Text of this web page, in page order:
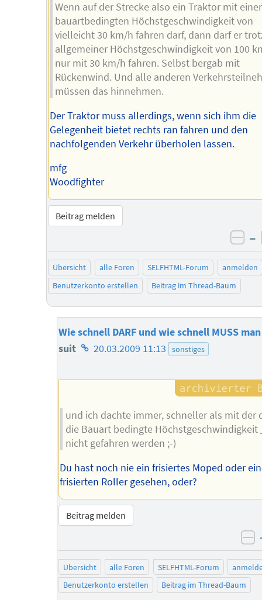
Wenn auf der Strecke also ein Traktor mit einer
bauartbedingten Höchstgeschwindigkeit von
vielleicht 30 km/h fahren darf, dann darf er
allgemeiner Höchstgeschwindigkeit von 100
nur mit 30 km/h fahren. Selbst bergab mit
Rückenwind. Und alle anderen
müssen das hinnehmen.
Der Traktor muss allerdings, wenn sich ihm die
Gelegenheit bietet rechts ran fahren und den
nachfolgenden Verkehr überholen lassen.
mfg
Woodfighter
Beitrag melden
–
Übersicht alle Foren SELFHTML-Forum
anmelden
Benutzerkonto erstellen
Beitrag im Thread-Baum
Wie schnell DARF und wie schnell MUSS
suit Homepage
Autors
20.03.2009 11:13 sonstiges
und ich dachte immer, schneller als mit der
die Bauart bedingte Höchstgeschwindigkeit
nicht gefahren werden ;-)
Du hast noch nie ein frisiertes Moped oder
frisierten Roller gesehen, oder?
Beitrag melden
Übersicht alle Foren SELFHTML-Forum
Benutzerkonto erstellen
Beitrag im Thread-Baum